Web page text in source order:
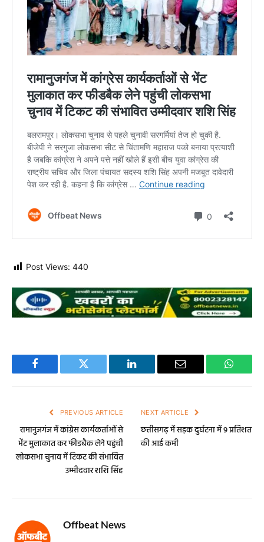
Post Views: 440
Facebook Twitter LinkedIn Email
PREVIOUS ARTICLE
रामानुजगंज में कांग्रेस कार्यकर्ताओं से
भेंट मुलाकात कर फीडबैक लेने पहुंची
लोकसभा चुनाव में टिकट की संभावित
उम्मीदवार शशि सिंह
NEXT ARTICLE
छत्तीसगढ़ में सड़क दुर्घटना में 9 प्रतिशत
की आई कमी
Offbeat News